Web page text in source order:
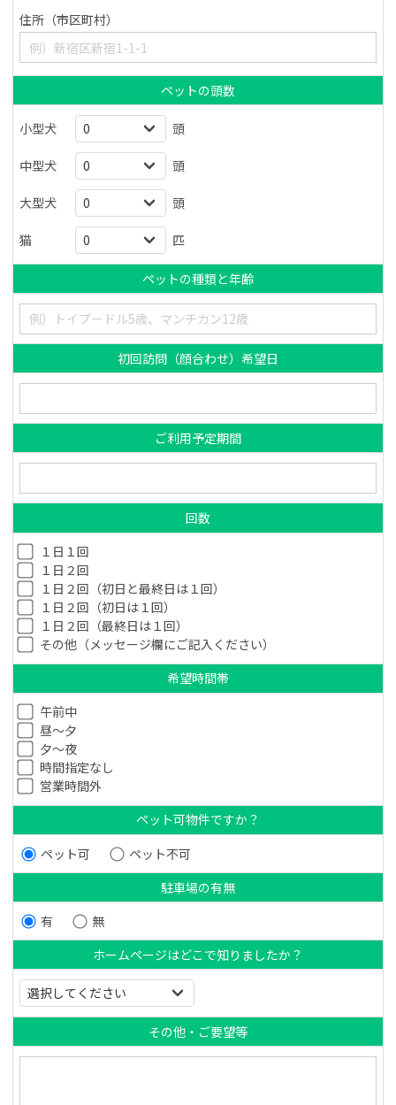
住所（市区町村）
ペットの頭数
小型犬 頭
中型犬 頭
大型犬 頭
猫 匹
ペットの種類と年齢
初回訪問（顔合わせ）希望日
ご利用予定期間
回数
１日１回
１日２回
１日２回（初日と最終日は１回）
１日２回（初日は１回）
１日２回（最終日は１回）
その他（メッセージ欄にご記入ください）
希望時間帯
午前中
昼～夕
夕～夜
時間指定なし
営業時間外
ペット可物件ですか？
ペット可
ペット不可
駐車場の有無
有
無
ホームページはどこで知りましたか？
その他・ご要望等